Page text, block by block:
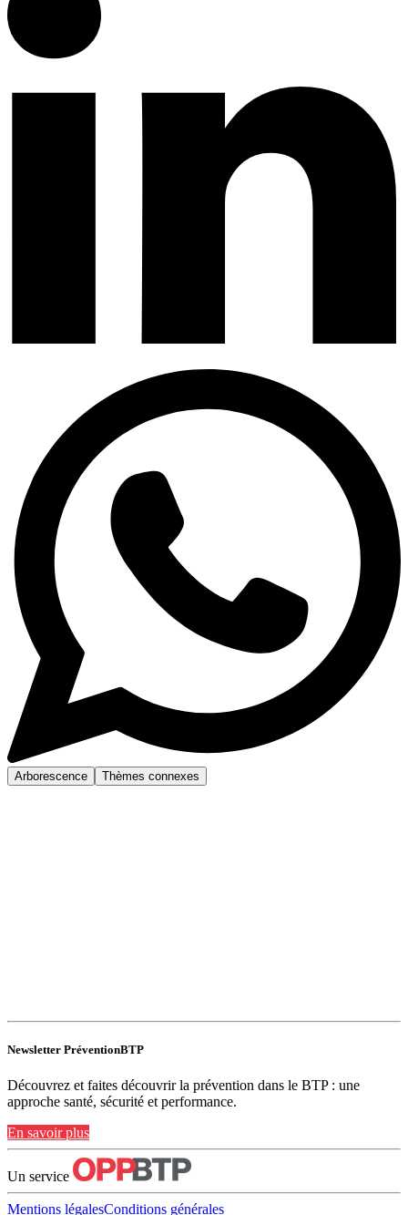
Arborescence Thèmes connexes
Newsletter PréventionBTP
Découvrez et faites découvrir la prévention dans le BTP : une
approche santé, sécurité et performance.
En savoir plus
Un service
Mentions légalesConditions générales